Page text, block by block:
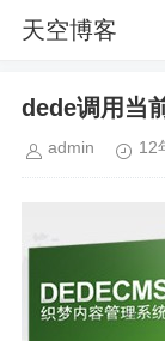
天空博客
dede调用当
admin 12